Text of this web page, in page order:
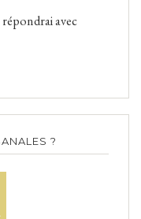
avec
?